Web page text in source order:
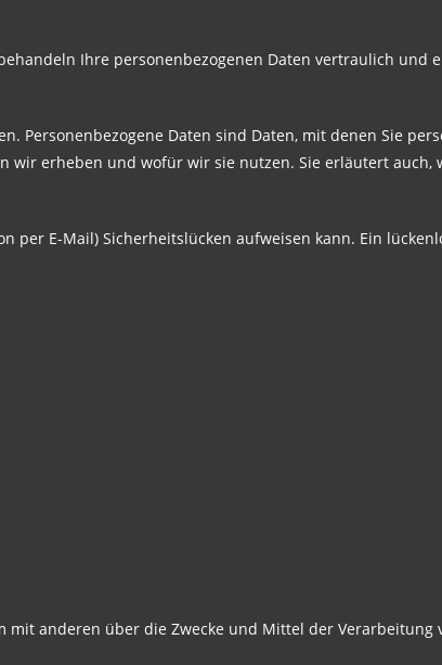
Ihre personenbezogenen Daten vertraulich und
Personenbezogene Daten sind Daten, mit denen Sie
wir erheben und wofür wir sie nutzen. Sie erläutert auch,
E-Mail) Sicherheitslücken aufweisen kann. Ein
anderen über die Zwecke und Mittel der Verarbeitung